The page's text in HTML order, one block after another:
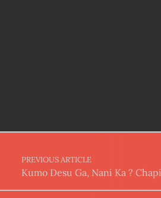
Post navigation
PREVIOUS ARTICLE
Kumo Desu Ga, Nani Ka ?